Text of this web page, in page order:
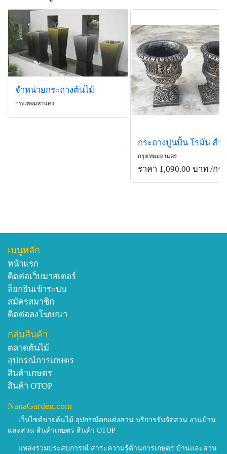
จำหน่ายกระถางต้นไม้
กรุงเทพมหานคร
กรุงเทพมหานคร
ราคา 1,090.00 บาท /กร
เมนูหลัก
หน้าแรก
ติดต่อเว็บมาสเตอร์
ล็อกอินเข้าระบบ
สมัครสมาชิก
ติดต่อลงโฆษณา
กลุ่มสินค้า
ตลาดต้นไม้
อุปกรณ์การเกษตร
สินค้าเกษตร
สินค้า OTOP
NanaGarden.com
เว็บไซต์ขายต้นไม้ อุปกรณ์ตกแต่งสวน บริการรับจัดสวน งานบ้าน
และสวน สินค้าเกษตร สินค้า OTOP
แหล่งรวมประสบการณ์ สาระความรู้ด้านการเกษตร บ้านและสวน